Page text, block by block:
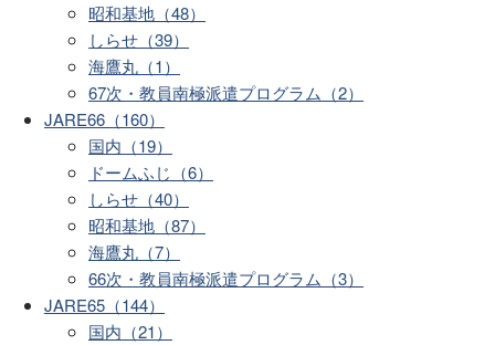
昭和基地（48）
しらせ（39）
海鷹丸（1）
67次・教員南極派遣プログラム（2）
JARE66（160）
国内（19）
ドームふじ（6）
しらせ（40）
昭和基地（87）
海鷹丸（7）
66次・教員南極派遣プログラム（3）
JARE65（144）
国内（21）